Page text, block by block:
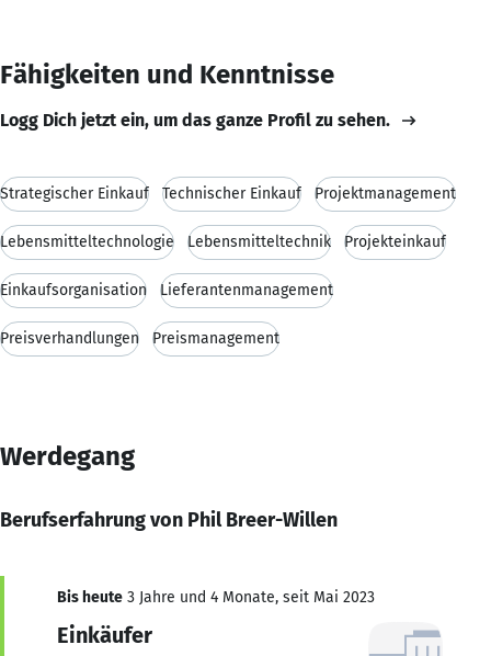
Fähigkeiten und Kenntnisse
Logg Dich jetzt ein, um das ganze Profil zu sehen.
Strategischer Einkauf Technischer Einkauf Projektmanagement
Lebensmitteltechnologie Lebensmitteltechnik Projekteinkauf
Einkaufsorganisation Lieferantenmanagement
Preisverhandlungen Preismanagement
Werdegang
Berufserfahrung von Phil Breer-Willen
Bis heute 3 Jahre und 4 Monate, seit Mai 2023
Einkäufer